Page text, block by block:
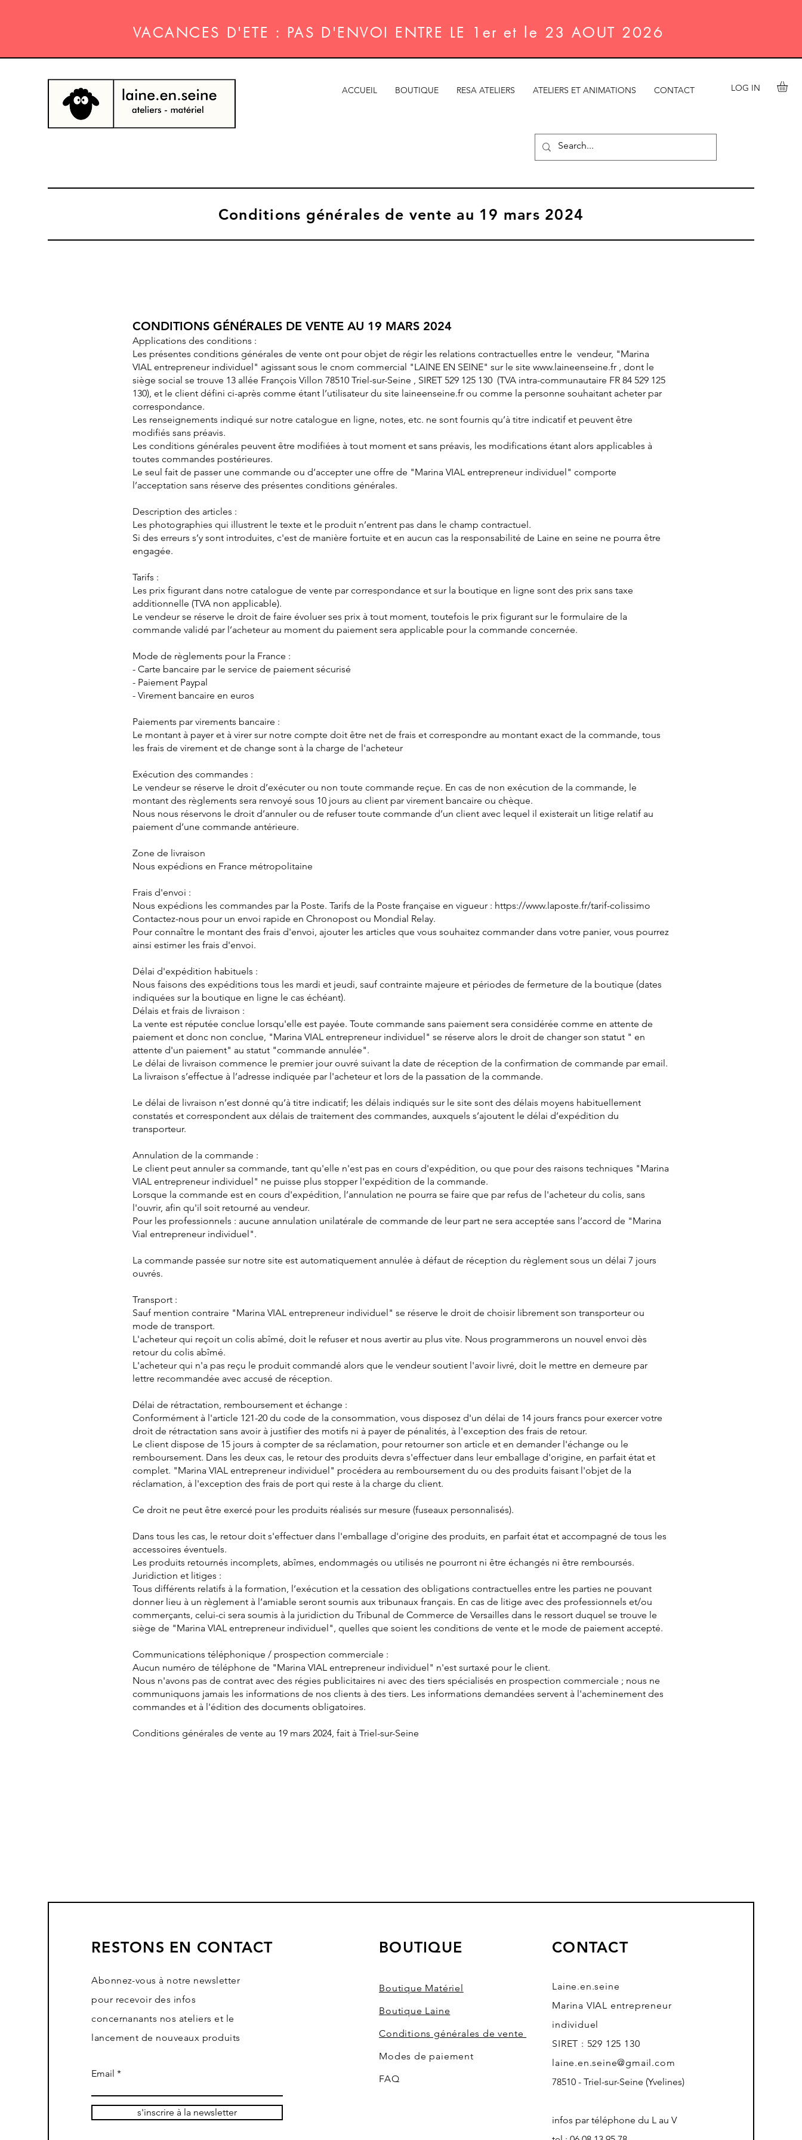
VACANCES D'ETE : PAS D'ENVOI ENTRE LE 1er et le 23 AOUT 2026
ACCUEIL BOUTIQUE RESA ATELIERS ATELIERS ET ANIMATIONS CONTACT LOG IN
Conditions générales de vente au 19 mars 2024
CONDITIONS GÉNÉRALES DE VENTE AU 19 MARS 2024
Applications des conditions :
Les présentes conditions générales de vente ont pour objet de régir les relations contractuelles entre le vendeur, "Marina
VIAL entrepreneur individuel" agissant sous le cnom commercial "LAINE EN SEINE" sur le site www.laineenseine.fr , dont le
siège social se trouve 13 allée François Villon 78510 Triel-sur-Seine , SIRET 529 125 130 (TVA intra-communautaire FR 84 529 125
130), et le client défini ci-après comme étant l’utilisateur du site laineenseine.fr ou comme la personne souhaitant acheter par
correspondance.
Les renseignements indiqué sur notre catalogue en ligne, notes, etc. ne sont fournis qu’à titre indicatif et peuvent être
modifiés sans préavis.
Les conditions générales peuvent être modifiées à tout moment et sans préavis, les modifications étant alors applicables à
toutes commandes postérieures.
Le seul fait de passer une commande ou d’accepter une offre de "Marina VIAL entrepreneur individuel" comporte
l’acceptation sans réserve des présentes conditions générales.
Description des articles :
Les photographies qui illustrent le texte et le produit n’entrent pas dans le champ contractuel.
Si des erreurs s’y sont introduites, c'est de manière fortuite et en aucun cas la responsabilité de Laine en seine ne pourra être
engagée.
Tarifs :
Les prix figurant dans notre catalogue de vente par correspondance et sur la boutique en ligne sont des prix sans taxe
additionnelle (TVA non applicable).
Le vendeur se réserve le droit de faire évoluer ses prix à tout moment, toutefois le prix figurant sur le formulaire de la
commande validé par l’acheteur au moment du paiement sera applicable pour la commande concernée.
Mode de règlements pour la France :
- Carte bancaire par le service de paiement sécurisé
- Paiement Paypal
- Virement bancaire en euros
Paiements par virements bancaire :
Le montant à payer et à virer sur notre compte doit être net de frais et correspondre au montant exact de la commande, tous
les frais de virement et de change sont à la charge de l'acheteur
Exécution des commandes :
Le vendeur se réserve le droit d’exécuter ou non toute commande reçue. En cas de non exécution de la commande, le
montant des règlements sera renvoyé sous 10 jours au client par virement bancaire ou chèque.
Nous nous réservons le droit d’annuler ou de refuser toute commande d’un client avec lequel il existerait un litige relatif au
paiement d’une commande antérieure.
Zone de livraison
Nous expédions en France métropolitaine
Frais d'envoi :
Nous expédions les commandes par la Poste. Tarifs de la Poste française en vigueur : https://www.laposte.fr/tarif-colissimo
Contactez-nous pour un envoi rapide en Chronopost ou Mondial Relay.
Pour connaître le montant des frais d'envoi, ajouter les articles que vous souhaitez commander dans votre panier, vous pourrez
ainsi estimer les frais d'envoi.
Délai d'expédition habituels :
Nous faisons des expéditions tous les mardi et jeudi, sauf contrainte majeure et périodes de fermeture de la boutique (dates
indiquées sur la boutique en ligne le cas échéant).
Délais et frais de livraison :
La vente est réputée conclue lorsqu'elle est payée. Toute commande sans paiement sera considérée comme en attente de
paiement et donc non conclue, "Marina VIAL entrepreneur individuel" se réserve alors le droit de changer son statut " en
attente d'un paiement" au statut "commande annulée".
Le délai de livraison commence le premier jour ouvré suivant la date de réception de la confirmation de commande par email.
La livraison s’effectue à l’adresse indiquée par l'acheteur et lors de la passation de la commande.
Le délai de livraison n’est donné qu’à titre indicatif; les délais indiqués sur le site sont des délais moyens habituellement
constatés et correspondent aux délais de traitement des commandes, auxquels s’ajoutent le délai d’expédition du
transporteur.
Annulation de la commande :
Le client peut annuler sa commande, tant qu'elle n'est pas en cours d'expédition, ou que pour des raisons techniques "Marina
VIAL entrepreneur individuel" ne puisse plus stopper l'expédition de la commande.
Lorsque la commande est en cours d'expédition, l’annulation ne pourra se faire que par refus de l'acheteur du colis, sans
l'ouvrir, afin qu'il soit retourné au vendeur.
Pour les professionnels : aucune annulation unilatérale de commande de leur part ne sera acceptée sans l’accord de "Marina
Vial entrepreneur individuel".
La commande passée sur notre site est automatiquement annulée à défaut de réception du règlement sous un délai 7 jours
ouvrés.
Transport :
Sauf mention contraire "Marina VIAL entrepreneur individuel" se réserve le droit de choisir librement son transporteur ou
mode de transport.
L'acheteur qui reçoit un colis abîmé, doit le refuser et nous avertir au plus vite. Nous programmerons un nouvel envoi dès
retour du colis abîmé.
L'acheteur qui n'a pas reçu le produit commandé alors que le vendeur soutient l'avoir livré, doit le mettre en demeure par
lettre recommandée avec accusé de réception.
Délai de rétractation, remboursement et échange :
Conformément à l'article 121-20 du code de la consommation, vous disposez d'un délai de 14 jours francs pour exercer votre
droit de rétractation sans avoir à justifier des motifs ni à payer de pénalités, à l'exception des frais de retour.
Le client dispose de 15 jours à compter de sa réclamation, pour retourner son article et en demander l'échange ou le
remboursement. Dans les deux cas, le retour des produits devra s'effectuer dans leur emballage d'origine, en parfait état et
complet. "Marina VIAL entrepreneur individuel" procédera au remboursement du ou des produits faisant l'objet de la
réclamation, à l'exception des frais de port qui reste à la charge du client.
Ce droit ne peut être exercé pour les produits réalisés sur mesure (fuseaux personnalisés).
Dans tous les cas, le retour doit s'effectuer dans l'emballage d'origine des produits, en parfait état et accompagné de tous les
accessoires éventuels.
Les produits retournés incomplets, abîmes, endommagés ou utilisés ne pourront ni être échangés ni être remboursés.
Juridiction et litiges :
Tous différents relatifs à la formation, l’exécution et la cessation des obligations contractuelles entre les parties ne pouvant
donner lieu à un règlement à l’amiable seront soumis aux tribunaux français. En cas de litige avec des professionnels et/ou
commerçants, celui-ci sera soumis à la juridiction du Tribunal de Commerce de Versailles dans le ressort duquel se trouve le
siège de "Marina VIAL entrepreneur individuel", quelles que soient les conditions de vente et le mode de paiement accepté.
Communications téléphonique / prospection commerciale :
Aucun numéro de téléphone de "Marina VIAL entrepreneur individuel" n'est surtaxé pour le client.
Nous n'avons pas de contrat avec des régies publicitaires ni avec des tiers spécialisés en prospection commerciale ; nous ne
communiquons jamais les informations de nos clients à des tiers. Les informations demandées servent à l'acheminement des
commandes et à l'édition des documents obligatoires.
Conditions générales de vente au 19 mars 2024, fait à Triel-sur-Seine
RESTONS EN CONTACT
Abonnez-vous à notre newsletter
pour recevoir des infos
concernanants nos ateliers et le
lancement de nouveaux produits
Email
s'inscrire à la newsletter
BOUTIQUE
Boutique Matériel
Boutique Laine
Conditions générales de vente
Modes de paiement
FAQ
CONTACT
Laine.en.seine
Marina VIAL entrepreneur
individuel
SIRET : 529 125 130
laine.en.seine@gmail.com
78510 - Triel-sur-Seine (Yvelines)
infos par téléphone du L au V